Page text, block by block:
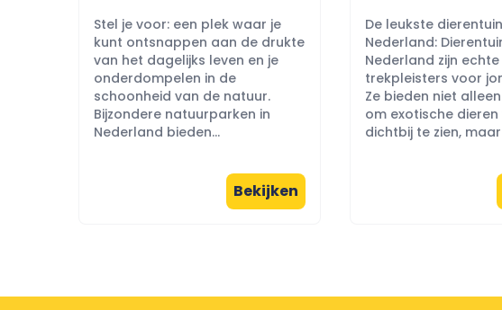
Stel je voor: een plek waar je
kunt ontsnappen aan de drukte
van het dagelijks leven en je
onderdompelen in de
schoonheid van de natuur.
Bijzondere natuurparken in
Nederland bieden...
Bekijken
De leukste
Nederland:
Nederland zijn echte
trekpleisters voor
Ze bieden niet
om exotische dieren
dichtbij te zien, maar